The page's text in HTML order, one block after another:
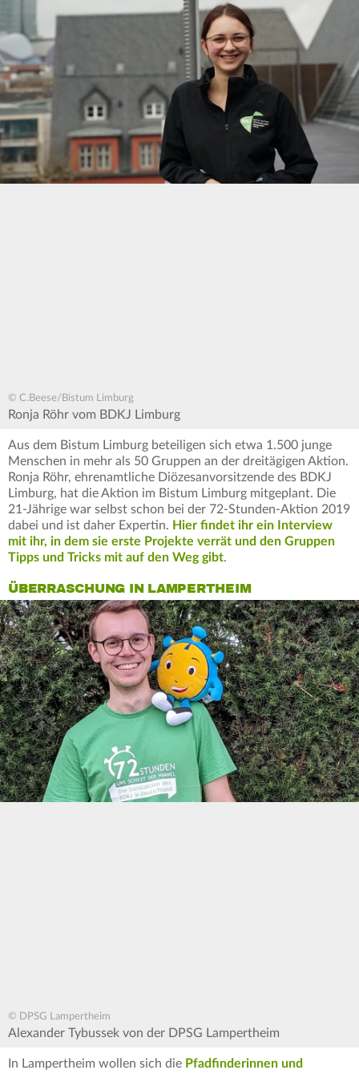
© C.Beese/Bistum Limburg
Ronja Röhr vom BDKJ Limburg
Aus dem Bistum Limburg beteiligen sich etwa 1.500 junge
Menschen in mehr als 50 Gruppen an der dreitägigen Aktion.
Ronja Röhr, ehrenamtliche Diözesanvorsitzende des BDKJ
Limburg, hat die Aktion im Bistum Limburg mitgeplant. Die
21-Jährige war selbst schon bei der 72-Stunden-Aktion 2019
dabei und ist daher Expertin. Hier findet ihr ein Interview
mit ihr, in dem sie erste Projekte verrät und den Gruppen
Tipps und Tricks mit auf den Weg gibt.
ÜBERRASCHUNG IN LAMPERTHEIM
© DPSG Lampertheim
Alexander Tybussek von der DPSG Lampertheim
In Lampertheim wollen sich die Pfadfinderinnen und